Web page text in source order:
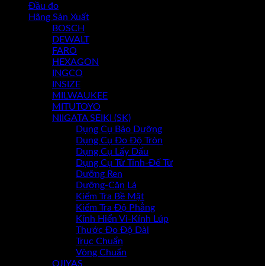
Chưa có sản phẩm trong giỏ hàng.
Đầu đo
Hãng Sản Xuất
BOSCH
DEWALT
FARO
HEXAGON
INGCO
INSIZE
MILWAUKEE
MITUTOYO
NIIGATA SEIKI (SK)
Dụng Cụ Bảo Dưỡng
Dụng Cụ Đo Độ Tròn
Dụng Cụ Lấy Dấu
Dụng Cụ Từ Tính-Đế Từ
Dưỡng Ren
Dưỡng-Căn Lá
Kiểm Tra Bề Mặt
Kiểm Tra Độ Phẳng
Kính Hiển Vi-Kính Lúp
Thước Đo Độ Dài
Trục Chuẩn
Vòng Chuẩn
OJIYAS